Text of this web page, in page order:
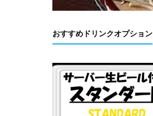
おすすめドリンクオプション